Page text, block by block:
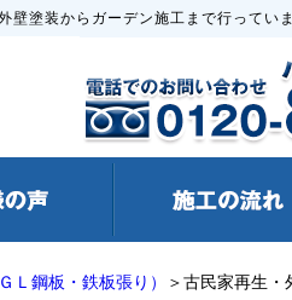
塗装からガーデン施工まで行ってい
Ｌ鋼板・鉄板張り） ＞古民家再生・